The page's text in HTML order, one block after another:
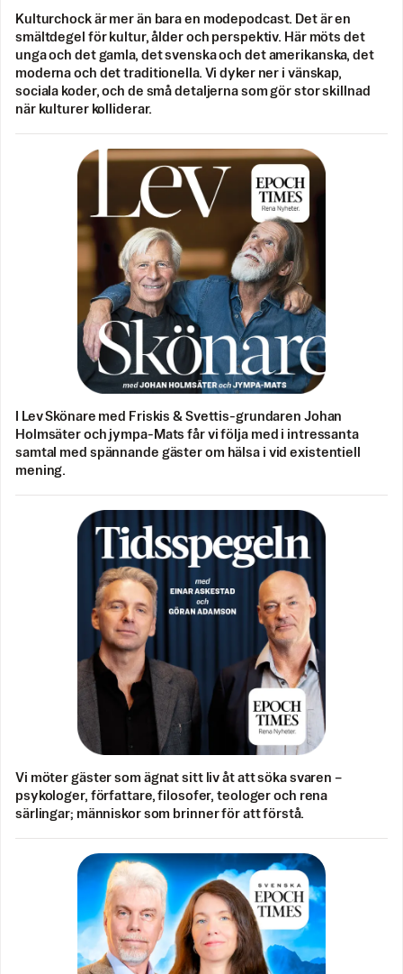
Kulturchock är mer än bara en modepodcast. Det är en
smältdegel för kultur, ålder och perspektiv. Här möts det
unga och det gamla, det svenska och det amerikanska, det
moderna och det traditionella. Vi dyker ner i vänskap,
sociala koder, och de små detaljerna som gör stor skillnad
när kulturer kolliderar.
I Lev Skönare med Friskis & Svettis-grundaren Johan
Holmsäter och jympa-Mats får vi följa med i intressanta
samtal med spännande gäster om hälsa i vid existentiell
mening.
Vi möter gäster som ägnat sitt liv åt att söka svaren –
psykologer, författare, filosofer, teologer och rena
särlingar; människor som brinner för att förstå.